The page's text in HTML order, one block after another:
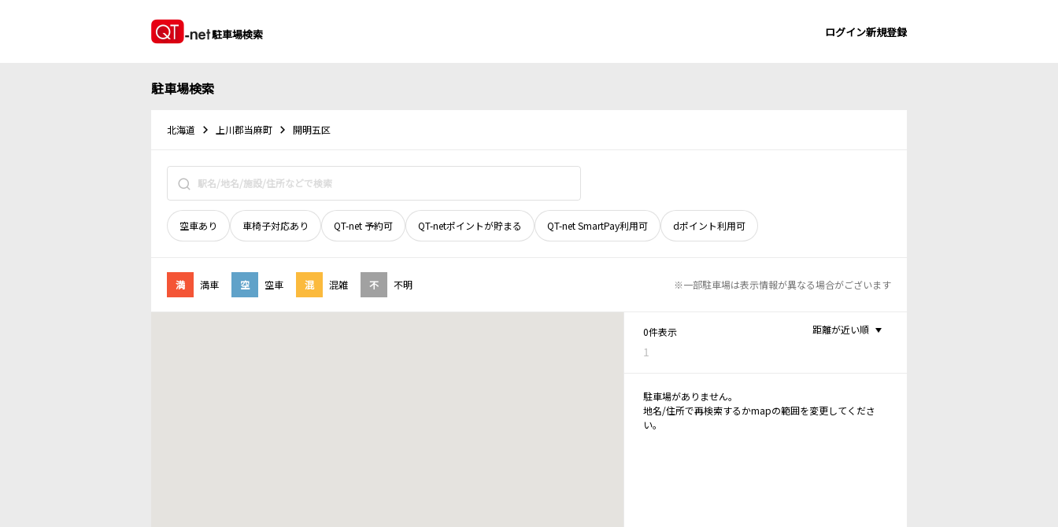
駐車場検索 ログイン新規登録
駐車場検索
北海道 上川郡当麻町 開明五区
空車あり 車椅子対応あり QT-net 予約可 QT-netポイントが貯まる QT-net SmartPay利用可 dポイント利用可
満 満車 空 空車 混 混雑 不 不明 ※一部駐車場は表示情報が異なる場合がございます
0件表示
1
距離が近い順
駐車場がありません。
地名/住所で再検索するかmapの範囲を変更してくださ
い。